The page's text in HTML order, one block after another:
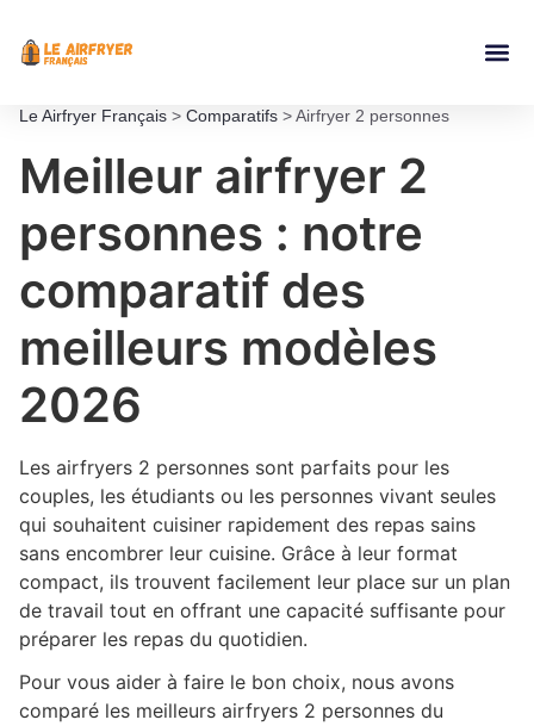
Le Airfryer Français > Comparatifs > Airfryer 2 personnes
Meilleur airfryer 2
personnes : notre
comparatif des
meilleurs modèles
2026
Les airfryers 2 personnes sont parfaits pour les
couples, les étudiants ou les personnes vivant seules
qui souhaitent cuisiner rapidement des repas sains
sans encombrer leur cuisine. Grâce à leur format
compact, ils trouvent facilement leur place sur un plan
de travail tout en offrant une capacité suffisante pour
préparer les repas du quotidien.
Pour vous aider à faire le bon choix, nous avons
comparé les meilleurs airfryers 2 personnes du